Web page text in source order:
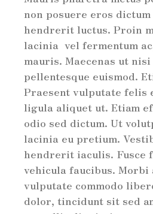
non posuere eros
hendrerit luctus. Proin
lacinia vel fermentum
mauris. Maecenas ut
pellentesque euismod.
Praesent vulputate felis
ligula aliquet ut. Etiam
odio sed dictum. Ut
lacinia eu pretium.
hendrerit iaculis. Fusce
vehicula faucibus. Morbi
vulputate commodo
dolor, tincidunt sit sed